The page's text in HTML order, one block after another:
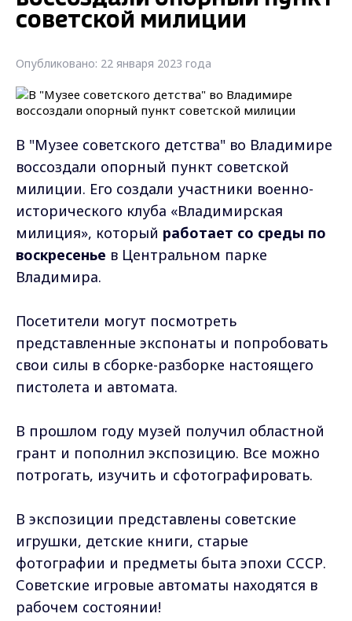
советской милиции
Опубликовано: 22 января 2023 года
В "Музее советского детства" во Владимире
воссоздали опорный пункт советской
милиции. Его создали участники военно-
исторического клуба «Владимирская
милиция», который работает со среды по
воскресенье в Центральном парке
Владимира.
Посетители могут посмотреть
представленные экспонаты и попробовать
свои силы в сборке-разборке настоящего
пистолета и автомата.
В прошлом году музей получил областной
грант и пополнил экспозицию. Все можно
потрогать, изучить и сфотографировать.
В экспозиции представлены советские
игрушки, детские книги, старые
фотографии и предметы быта эпохи СССР.
Советские игровые автоматы находятся в
рабочем состоянии!